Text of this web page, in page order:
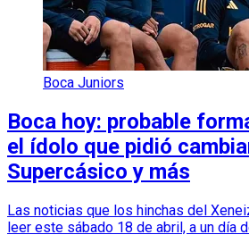
Boca Juniors
Boca hoy: probable
el ídolo que pidió
Supercásico y más
Las noticias que los hinchas del
leer este sábado 18 de abril, a un día